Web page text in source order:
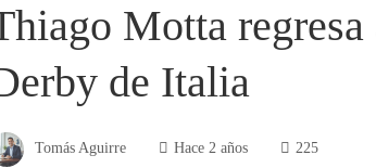
Motta
de Italia
Tomás Aguirre Hace 2 años 225